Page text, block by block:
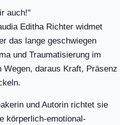
auch!"
Editha Richter widmet
das lange geschwiegen
und Traumatisierung im
Wegen, daraus Kraft, Präsenz
und Autorin richtet sie
körperlich-emotional-